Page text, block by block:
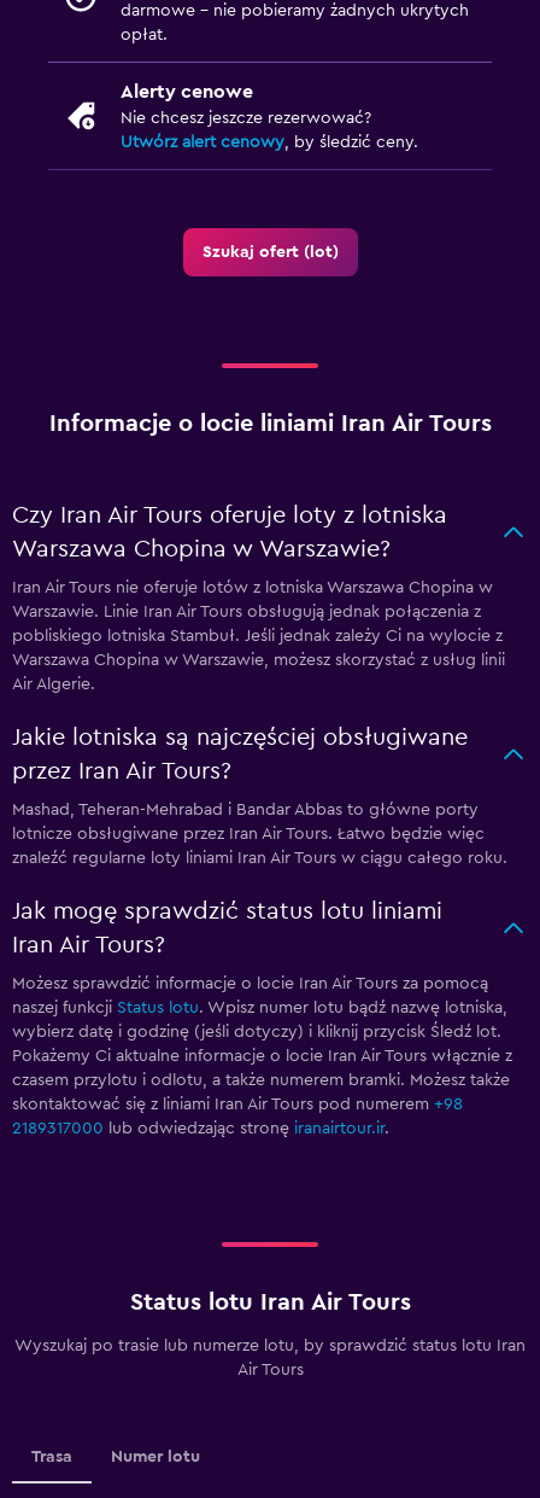
darmowe – nie pobieramy żadnych ukrytych
opłat.
Alerty cenowe
Nie chcesz jeszcze rezerwować?
Utwórz alert cenowy , by śledzić ceny.
Szukaj ofert (lot)
Informacje o locie liniami Iran Air Tours
Czy Iran Air Tours oferuje loty z lotniska
Warszawa Chopina w Warszawie?
Iran Air Tours nie oferuje lotów z lotniska Warszawa Chopina w
Warszawie. Linie Iran Air Tours obsługują jednak połączenia z
pobliskiego lotniska Stambuł. Jeśli jednak zależy Ci na wylocie z
Warszawa Chopina w Warszawie, możesz skorzystać z usług linii
Air Algerie.
Jakie lotniska są najczęściej obsługiwane
przez Iran Air Tours?
Mashad, Teheran-Mehrabad i Bandar Abbas to główne porty
lotnicze obsługiwane przez Iran Air Tours. Łatwo będzie więc
znaleźć regularne loty liniami Iran Air Tours w ciągu całego roku.
Jak mogę sprawdzić status lotu liniami
Iran Air Tours?
Możesz sprawdzić informacje o locie Iran Air Tours za pomocą
naszej funkcji Status lotu. Wpisz numer lotu bądź nazwę lotniska,
wybierz datę i godzinę (jeśli dotyczy) i kliknij przycisk Śledź lot.
Pokażemy Ci aktualne informacje o locie Iran Air Tours włącznie z
czasem przylotu i odlotu, a także numerem bramki. Możesz także
skontaktować się z liniami Iran Air Tours pod numerem +98
2189317000 lub odwiedzając stronę iranairtour.ir.
Status lotu Iran Air Tours
Wyszukaj po trasie lub numerze lotu, by sprawdzić status lotu Iran
Air Tours
Trasa Numer lotu